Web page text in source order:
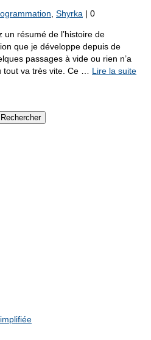
Shyrka | 0
résumé de l’histoire de
que je développe depuis de
passages à vide ou rien n’a
tout va très vite. Ce … Lire la suite­­
Rechercher